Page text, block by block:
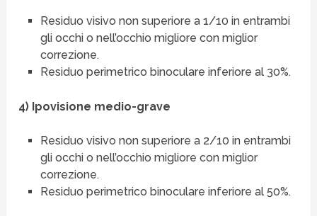
Residuo visivo non superiore a 1/10 in entrambi
gli occhi o nell’occhio migliore con miglior
correzione.
Residuo perimetrico binoculare inferiore al 30%.
4) Ipovisione medio-grave
Residuo visivo non superiore a 2/10 in entrambi
gli occhi o nell’occhio migliore con miglior
correzione.
Residuo perimetrico binoculare inferiore al 50%.